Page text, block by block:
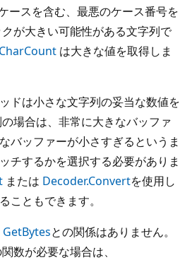
ースを含む、最悪のケース番号を
が大きい可能性がある文字列で
は大きな値を取得しま
ドは小さな文字列の妥当な数値を
場合は、非常に大きなバッファ
バッファーが小さすぎるというま
チするかを選択する必要がありま
または Decoder.Convertを使用し
こともできます。
GetBytesとの関係はありません。
数が必要な場合は、